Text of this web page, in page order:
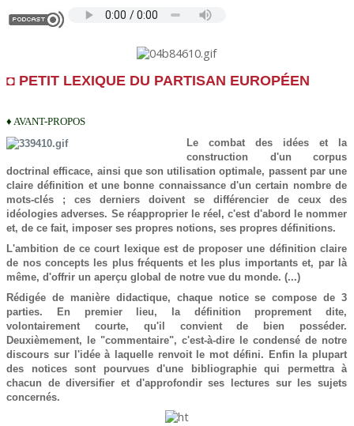
◘ PETIT LEXIQUE DU PARTISAN EUROPÉEN
♦ AVANT-PROPOS
Le combat des idées et la
construction d'un corpus
doctrinal efficace, ainsi que son utilisation optimale, passent par une
claire définition et une bonne connaissance d'un certain nombre de
mots-clés ; ces derniers doivent se différencier de ceux des
idéologies adverses. Se réapproprier le réel, c'est d'abord le nommer
et, de ce fait, imposer ses propres notions, ses propres définitions.
L'ambition de ce court lexique est de proposer une définition claire
de nos concepts les plus fréquents et les plus importants et, par là
même, d'offrir un aperçu global de notre vue du monde. (...)
Rédigée de manière didactique, chaque notice se compose de 3
parties. En premier lieu, la définition proprement dite,
volontairement courte, qu'il convient de bien posséder.
Deuxièmement, le "commentaire", c'est-à-dire le condensé de notre
discours sur l'idée à laquelle renvoit le mot défini. Enfin la plupart
des notices sont pourvues d'une bibliographie qui permettra à
chacun de diversifier et d'approfondir ses lectures sur les sujets
concernés.